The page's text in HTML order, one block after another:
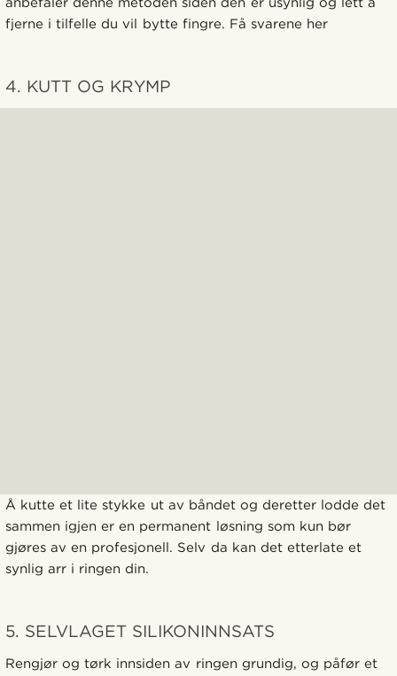
fjerne i tilfelle du vil bytte fingre. Få svarene her
4. KUTT OG KRYMP
Å kutte et lite stykke ut av båndet og deretter lodde det
sammen igjen er en permanent løsning som kun bør
gjøres av en profesjonell. Selv da kan det etterlate et
synlig arr i ringen din.
5. SELVLAGET SILIKONINNSATS
Rengjør og tørk innsiden av ringen grundig, og påfør et